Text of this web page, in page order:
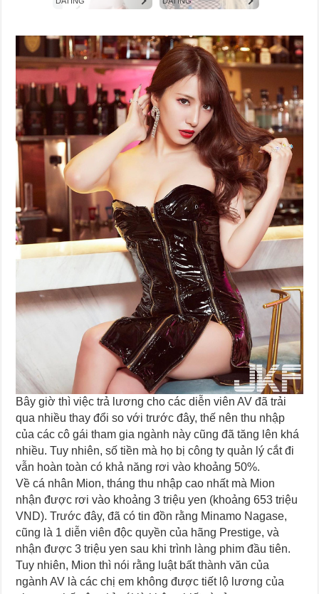
Bây giờ thì việc trả lương cho các diễn viên AV đã trải
qua nhiều thay đổi so với trước đây, thế nên thu nhập
của các cô gái tham gia ngành này cũng đã tăng lên khá
nhiều. Tuy nhiên, số tiền mà họ bị công ty quản lý cắt đi
vẫn hoàn toàn có khả năng rơi vào khoảng 50%.
Về cá nhân Mion, tháng thu nhập cao nhất mà Mion
nhận được rơi vào khoảng 3 triệu yen (khoảng 653 triệu
VND). Trước đây, đã có tin đồn rằng Minamo Nagase,
cũng là 1 diễn viên độc quyền của hãng Prestige, và
nhận được 3 triệu yen sau khi trình làng phim đầu tiên.
Tuy nhiên, Mion thì nói rằng luật bất thành văn của
ngành AV là các chị em không được tiết lộ lương của